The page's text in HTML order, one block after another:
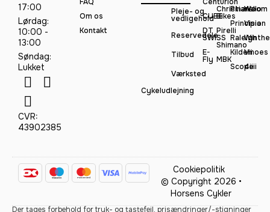
17:00
Lørdag:
10:00 -
13:00
Søndag:
Lukket
CVR:
43902385
Om os
Kontakt
Pleje- og
vedligehold
Reservedele
Tilbud
Værksted
Cykeludlejning
CUBE
DT
SWISS
E-
Fly
Christiania
Bikes
Pirelli
Shimano
MBK
Pinarello
Principia
Raleigh
Kildemoes
Scope
Woom
Vision
Vii
4iiii
Cookiepolitik
© Copyright 2026 •
Horsens Cykler
Der tages forbehold for tryk- og tastefejl, prisændringer/-stigninger